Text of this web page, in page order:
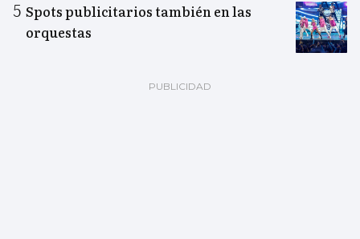
Spots publicitarios también en las
orquestas